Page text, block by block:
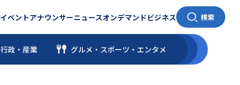
イベントアナウンサーニュースオンデマンドビジネス 検索
行政・産業 グルメ・スポーツ ・ エンタメ